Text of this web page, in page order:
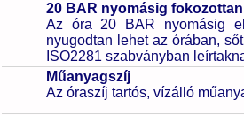
20 BAR nyomásig
Az óra 20 BAR nyomásig
nyugodtan lehet az órában,
ISO2281 szabványban
Műanyagszíj
Az óraszíj tartós, vízálló